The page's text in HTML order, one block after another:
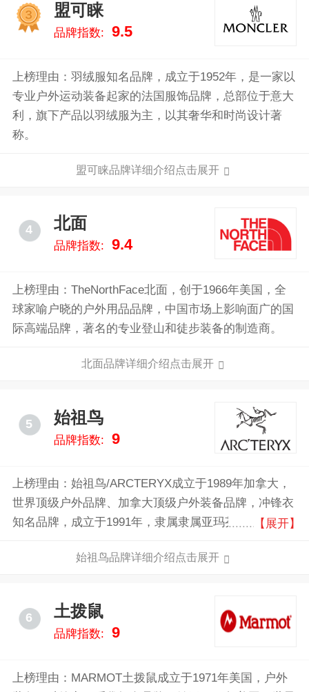
盟可睐
品牌指数: 9.5
上榜理由：羽绒服知名品牌，成立于1952年，是一家以
专业户外运动装备起家的法国服饰品牌，总部位于意大
利，旗下产品以羽绒服为主，以其奢华和时尚设计著
称。
盟可睐品牌详细介绍点击展开
4 北面
品牌指数: 9.4
上榜理由：TheNorthFace北面，创于1966年美国，全
球家喻户晓的户外用品品牌，中国市场上影响面广的国
际高端品牌，著名的专业登山和徒步装备的制造商。
北面品牌详细介绍点击展开
5 始祖鸟
品牌指数: 9
上榜理由：始祖鸟/ARCTERYX成立于1989年加拿大，
世界顶级户外品牌、加拿大顶级户外装备品牌，冲锋衣
知名品牌，成立于1991年，隶属隶属亚玛芬体育集团，
中国等地，Arc’teryx的产品线涉及有户外服装、背包和
【展开】
始祖鸟品牌详细介绍点击展开
6 土拨鼠
品牌指数: 9
上榜理由：MARMOT土拨鼠成立于1971年美国，户外